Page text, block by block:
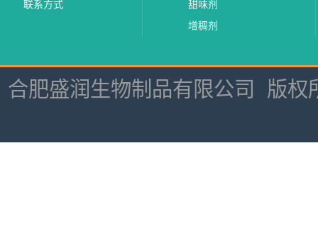
联系方式
甜味剂
增稠剂
合肥盛润生物制品有限公司 版权